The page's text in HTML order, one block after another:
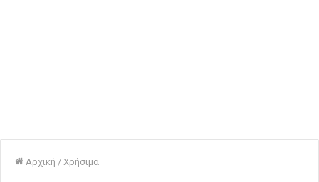
Αρχική / Χρήσιμα